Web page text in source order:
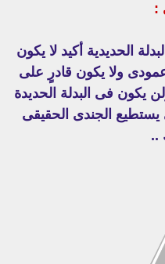
:
الحديدية أكيد لا يكون
ولا يكون قادرٍ على
يكون فى البدلة الحديدة
الجندى الحقيقى
..